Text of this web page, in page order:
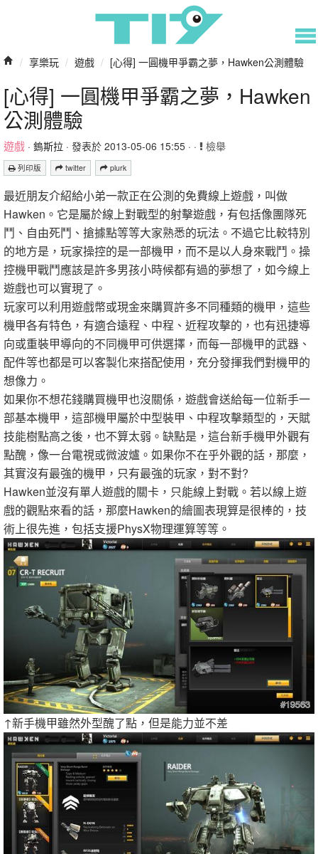
/ 享樂玩 / 遊戲 / [心得] 一圓機甲爭霸之夢，Hawken公測體驗
[心得] 一圓機甲爭霸之夢，Hawken
公測體驗
遊戲 · 鎢斯拉 · 發表於 2013-05-06 15:55 · · 檢舉
列印版 twitter plurk
最近朋友介紹給小弟一款正在公測的免費線上遊戲，叫做
Hawken。它是屬於線上對戰型的射擊遊戲，有包括像團隊死
鬥、自由死鬥、搶據點等等大家熟悉的玩法。不過它比較特別
的地方是，玩家操控的是一部機甲，而不是以人身來戰鬥。操
控機甲戰鬥應該是許多男孩小時候都有過的夢想了，如今線上
遊戲也可以實現了。
玩家可以利用遊戲幣或現金來購買許多不同種類的機甲，這些
機甲各有特色，有適合遠程、中程、近程攻擊的，也有迅捷導
向或重裝甲導向的不同機甲可供選擇，而每一部機甲的武器、
配件等也都是可以客製化來搭配使用，充分發揮我們對機甲的
想像力。
如果你不想花錢購買機甲也沒關係，遊戲會送給每一位新手一
部基本機甲，這部機甲屬於中型裝甲、中程攻擊類型的，天賦
技能樹點高之後，也不算太弱。缺點是，這台新手機甲外觀有
點醜，像一台電視或微波爐。如果你不在乎外觀的話，那麼，
其實沒有最強的機甲，只有最強的玩家，對不對?
Hawken並沒有單人遊戲的關卡，只能線上對戰。若以線上遊
戲的觀點來看的話，那麼Hawken的繪圖表現算是很棒的，技
術上很先進，包括支援PhysX物理運算等等。
↑新手機甲雖然外型醜了點，但是能力並不差